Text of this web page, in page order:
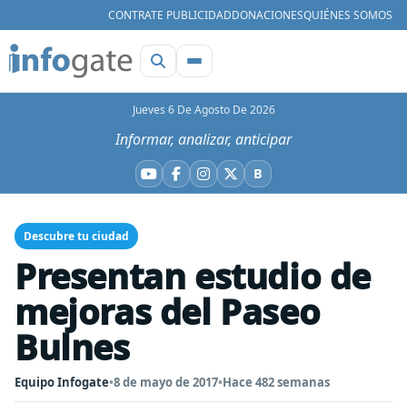
CONTRATE PUBLICIDADDONACIONESQUIÉNES SOMOS
Jueves 6 De Agosto De 2026
Informar, analizar, anticipar
YouTube
Facebook
Instagram
X BBluesky
Descubre tu ciudad
Presentan estudio de
mejoras del Paseo
Bulnes
Equipo Infogate•8 de mayo de 2017•Hace 482 semanas